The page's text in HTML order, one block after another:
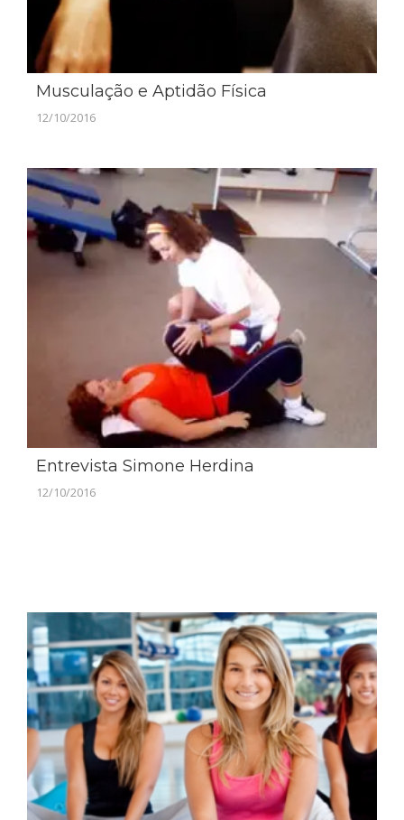
Musculação e Aptidão Física
12/10/2016
Entrevista Simone Herdina
12/10/2016